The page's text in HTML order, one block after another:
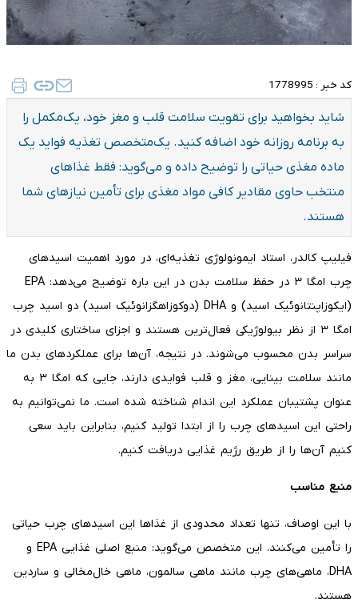
کد خبر : 1778995
شاید بخواهید برای تقویت سلامت قلب و مغز خود، یک‌مکمل را
به برنامه روزانه خود اضافه کنید. یک‌متخصص تغذیه فواید یک
ماده مغذی حیاتی را توضیح داده و می‌گوید: فقط غذاهای
منتخب حاوی مقادیر کافی مواد مغذی برای تأمین نیازهای شما
هستند.
فیلیپ کالدر، استاد ایمونولوژی تغذیه‌ای، در مورد اهمیت اسیدهای
چرب امگا ۳ در حفظ سلامت بدن در این باره توضیح می‌دهد: EPA
(ایکوزاپنتانوئیک اسید) و DHA (دوکوزاهگزانوئیک اسید) دو اسید چرب
امگا ۳ از نظر بیولوژیکی فعال‌ترین هستند و اجزای ساختاری کلیدی در
سراسر بدن محسوب می‌شوند. در نتیجه، آن‌ها برای عملکردهای بدن ما
مانند سلامت بینایی، مغز و قلب فوایدی دارند، جایی که امگا ۳ به
عنوان پشتیبان عملکرد این اندام شناخته شده است. ما نمی‌توانیم به
راحتی این اسیدهای چرب را از ابتدا تولید کنیم، بنابراین باید سعی
کنیم آن‌ها را از طریق رژیم غذایی دریافت کنیم.
منبع مناسب
با این اوصاف، تنها تعداد محدودی از غذاها این اسیدهای چرب حیاتی
را تأمین می‌کنند. این متخصص می‌گوید: منبع اصلی غذایی EPA و
DHA، ماهی‌های چرب مانند ماهی سالمون، ماهی خال‌مخالی و ساردین
هستند.